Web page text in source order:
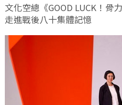
文化空總《GOOD LUCK！骨
走進戰後八十集體記憶